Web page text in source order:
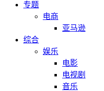
专题
电商
亚马逊
综合
娱乐
电影
电视剧
音乐